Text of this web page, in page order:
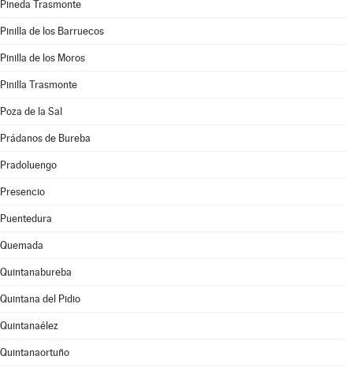
Pineda Trasmonte
Pinilla de los Barruecos
Pinilla de los Moros
Pinilla Trasmonte
Poza de la Sal
Prádanos de Bureba
Pradoluengo
Presencio
Puentedura
Quemada
Quintanabureba
Quintana del Pidio
Quintanaélez
Quintanaortuño